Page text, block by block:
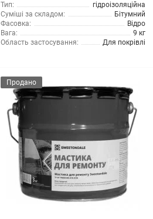
Тип:
гідроізоляційна
Суміші за складом:
Бітумний
Фасовка:
Відро
Вага:
9 кг
Область застосування:
Для покрівлі
Продано